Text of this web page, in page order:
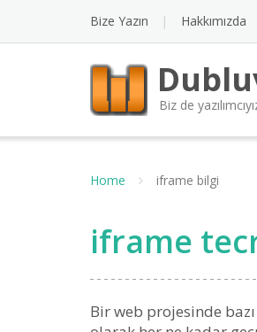
Bize Yazın Hakkımızda
Biz de
Home iframe bilgi
iframe
Bir web projesinde